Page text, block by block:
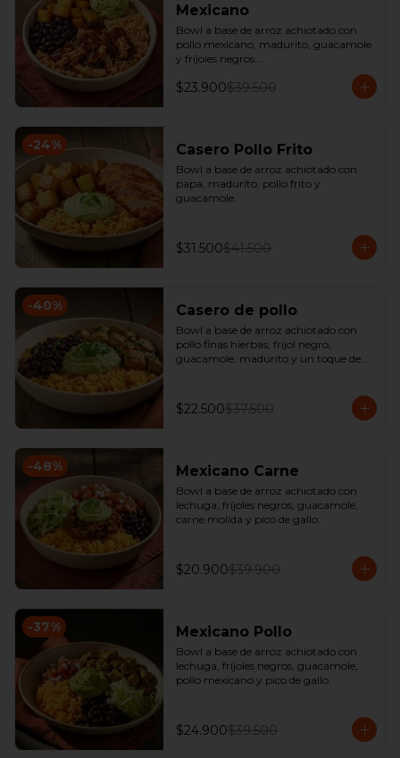
Mexicano
Bowl a base de arroz achiotado con
pollo mexicano, madurito, guacamole
y fríjoles negros.
$23.900$39.500
-24% Casero Pollo Frito
Bowl a base de arroz achiotado con
papa, madurito, pollo frito y
guacamole.
$31.500$41.500
-40% Casero de pollo
Bowl a base de arroz achiotado con
pollo finas hierbas, frijol negro,
guacamole, madurito y un toque de
$22.500$37.500
-48% Mexicano Carne
Bowl a base de arroz achiotado con
lechuga, fríjoles negros, guacamole,
carne molida y pico de gallo.
$20.900$39.900
-37% Mexicano Pollo
Bowl a base de arroz achiotado con
lechuga, fríjoles negros, guacamole,
pollo mexicano y pico de gallo.
$24.900$39.500